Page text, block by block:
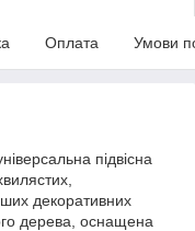
Оплата Умови
підвісна
декоративних
дерева, оснащена